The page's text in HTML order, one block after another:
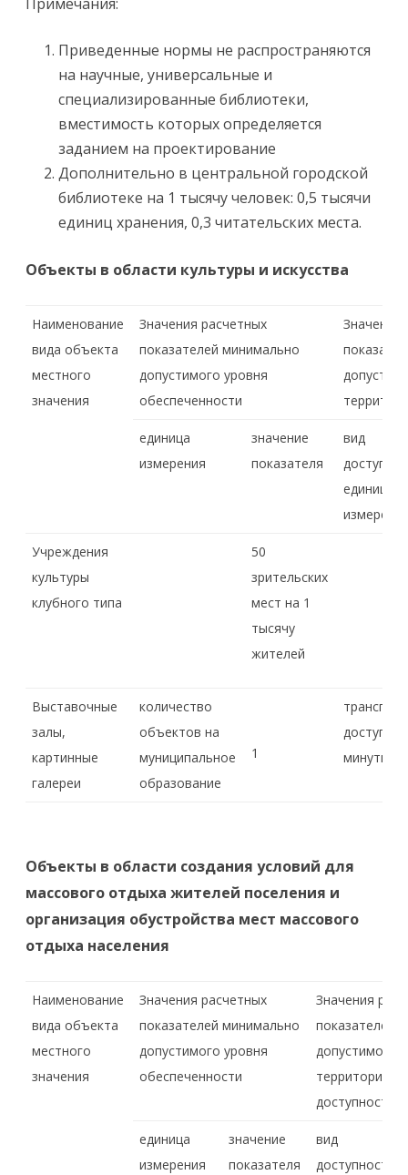
Приведенные нормы не распространяются
на научные, универсальные и
специализированные библиотеки,
вместимость которых определяется
заданием на проектирование
Дополнительно в центральной городской
библиотеке на 1 тысячу человек: 0,5 тысячи
единиц хранения, 0,3 читательских места.
Объекты в области культуры и искусства
Наименование
вида объекта
местного
значения
Значения расчетных
показателей минимально
допустимого уровня
обеспеченности
Значения
единица
измерения
значение
показателя
вид
единица
Учреждения
культуры
клубного типа
50
зрительских
мест на 1
тысячу
жителей
Выставочные
залы,
картинные
галереи
количество
объектов на
муниципальное
образование
1
минуты
Объекты в области создания условий для
массового отдыха жителей поселения и
организация обустройства мест массового
отдыха населения
Наименование
вида объекта
местного
значения
Значения расчетных
показателей минимально
допустимого уровня
обеспеченности
Значения
показателей
допустимого
доступности
единица
измерения
значение
показателя
вид
доступности,